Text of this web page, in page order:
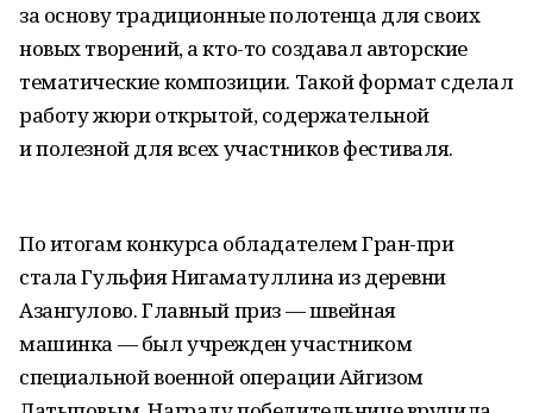
за основу традиционные полотенца для своих
новых творений, а кто-то создавал авторские
тематические композиции. Такой формат сделал
работу жюри открытой, содержательной
и полезной для всех участников фестиваля.
По итогам конкурса обладателем Гран-при
стала Гульфия Нигаматуллина из деревни
Азангулово. Главный приз — швейная
машинка — был учрежден участником
специальной военной операции Айгизом